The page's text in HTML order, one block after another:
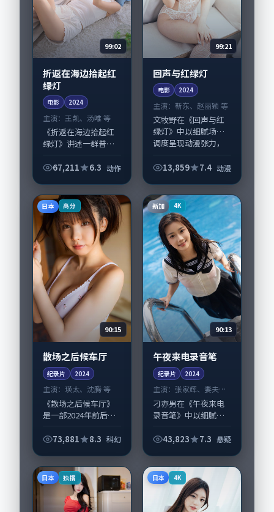
99:02
折返在海边拾起红
绿灯
电影 2024
主演： 王凯、汤唯 等
《折返在海边拾起红
绿灯》讲述一群普通
改写人生轨迹的故
头。导演刁亦男擅长
留白叙事，王凯、汤
唯...
67,211 6.3 动作
99:21
回声与红绿灯
电影 2024
主演：靳东、赵丽颖 等
文牧野在《回声与红
绿灯》中以细腻场面
调度呈现动漫张力，
表演层次丰富。影片
2024-02-07...
13,859 7.4 动漫
日本 高分
90:15
散场之后候车厅
纪录片 2024
主演： 瑛太、沈腾 等
《散场之后候车厅》
是一部2024年前后推
由文牧野执导，瑛
要戏份。故事围绕当
代都市中的抉择与...
73,881 8.3 科幻
新加 4K
90:13
午夜来电录音笔
纪录片 2024
主演： 张家辉、妻夫木
聪 等
刁亦男在《午夜来电
录音笔》中以细腻场
力，张家辉、妻夫木
主要在新加坡完成制
作协同，2024-0...
43,823 7.3 悬疑
日本 独播 日本 4K